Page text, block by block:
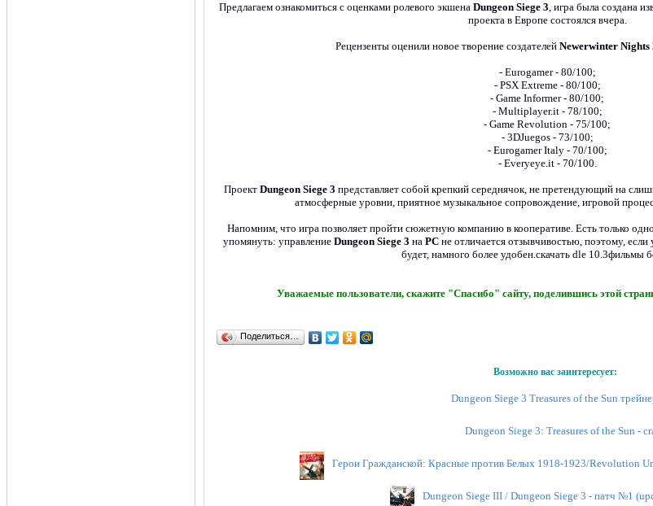
Предлагаем ознакомиться с оценками ролевого экшена Dungeon Siege 3, игра была создана
проекта в Европе состоялся вчера.
Рецензенты оценили новое творение создателей Newerwinter Nights
- Eurogamer - 80/100;
- PSX Extreme - 80/100;
- Game Informer - 80/100;
- Multiplayer.it - 78/100;
- Game Revolution - 75/100;
- 3DJuegos - 73/100;
- Eurogamer Italy - 70/100;
- Everyeye.it - 70/100.
Проект Dungeon Siege 3 представляет собой крепкий середнячок, не претендующий на
атмосферные уровни, приятное музыкальное сопровождение, игровой
Напомним, что игра позволяет пройти сюжетную компанию в кооперативе. Есть только
упомянуть: управление Dungeon Siege 3 на PC не отличается отзывчивостью, поэтому,
будет, намного более удобен.скачать dle 10.3фильмы
Уважаемые пользователи, скажите "Спасибо" сайту, поделившись этой
Поделиться…
Возможно вас заинтересует:
Dungeon Siege 3 Treasures of the Sun
Dungeon Siege 3: Treasures of the Sun -
Герои Гражданской: Красные против Белых 1918-1923/Revolution
Dungeon Siege III / Dungeon Siege 3 - патч №1